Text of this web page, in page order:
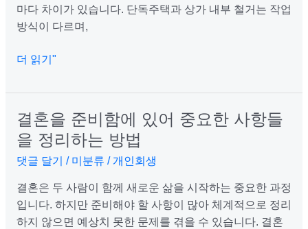
마다 차이가 있습니다. 단독주택과 상가 내부 철거는 작업
방식이 다르며,
더 읽기"
결혼을 준비함에 있어 중요한 사항들
을 정리하는 방법
댓글 달기 / 미분류 / 개인회생
결혼은 두 사람이 함께 새로운 삶을 시작하는 중요한 과정
입니다. 하지만 준비해야 할 사항이 많아 체계적으로 정리
하지 않으면 예상치 못한 문제를 겪을 수 있습니다. 결혼
결
혼
을
준
비
함
에